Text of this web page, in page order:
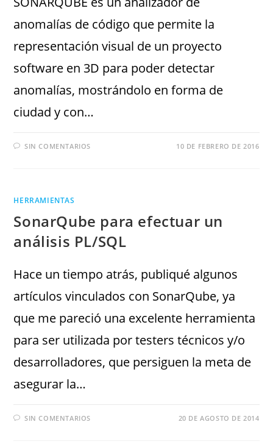
anomalías de código que permite la
representación visual de un proyecto
software en 3D para poder detectar
anomalías, mostrándolo en forma de
ciudad y con…
SIN COMENTARIOS 10 DE FEBRERO DE 2016
HERRAMIENTAS
SonarQube para efectuar un
análisis PL/SQL
Hace un tiempo atrás, publiqué algunos
artículos vinculados con SonarQube, ya
que me pareció una excelente herramienta
para ser utilizada por testers técnicos y/o
desarrolladores, que persiguen la meta de
asegurar la…
SIN COMENTARIOS 20 DE AGOSTO DE 2014